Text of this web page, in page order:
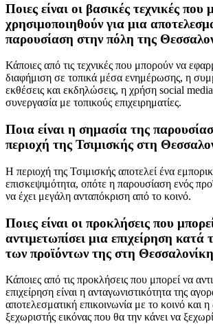
Ποιες είναι οι βασικές τεχνικές που
χρησιμοποιηθούν για μια
παρουσίαση στην πόλη της
Κάποιες από τις τεχνικές που μπορούν να
διαφήμιση σε τοπικά μέσα ενημέρωσης, η
εκθέσεις και εκδηλώσεις, η χρήση social
συνεργασία με τοπικούς επιχειρηματίες.
Ποια είναι η σημασία της
περιοχή της Τσιμισκής στη
Η περιοχή της Τσιμισκής αποτελεί ένα
επισκεψιμότητα, οπότε η παρουσίαση ενός
να έχει μεγάλη ανταπόκριση από το κοινό.
Ποιες είναι οι προκλήσεις που
αντιμετωπίσει μια επιχείρηση κατά
των προϊόντων της στη
Κάποιες από τις προκλήσεις που μπορεί να
επιχείρηση είναι η ανταγωνιστικότητα της
αποτελεσματική επικοινωνία με το κοινό και η
ξεχωριστής εικόνας που θα την κάνει να